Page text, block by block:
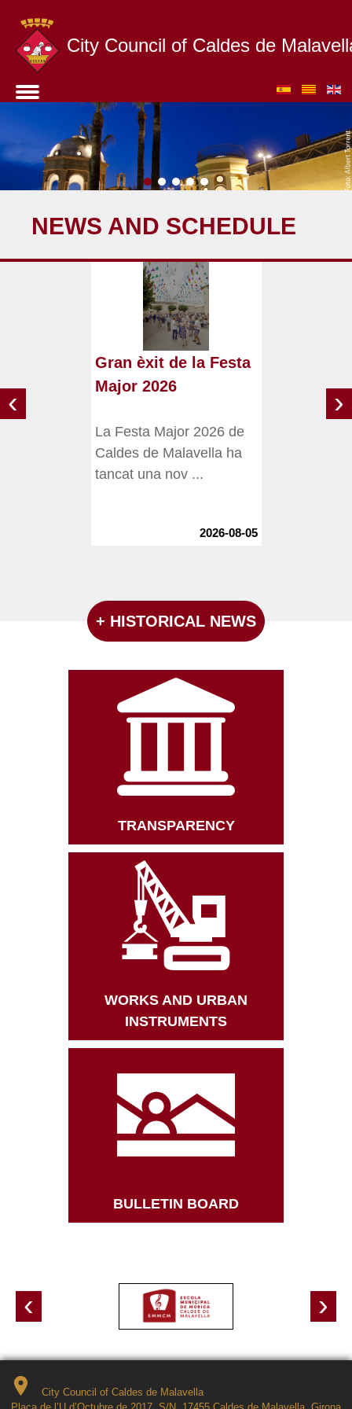
City Council of Caldes de
NEWS AND SCHEDULE
Gran èxit de la Festa
Major 2026
La Festa Major 2026 de
Caldes de Malavella ha
tancat una nov ...
2026-08-05
‹ ›
+ HISTORICAL NEWS
TRANSPARENCY
WORKS AND URBAN
INSTRUMENTS
BULLETIN BOARD
‹ ›
City Council of Caldes de Malavella
Plaça de l’U d’Octubre de 2017, S/N, 17455 Caldes de Malavella, Girona